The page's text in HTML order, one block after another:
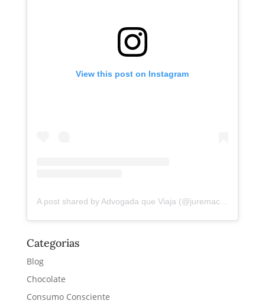
View this post on Instagram
A post shared by Advogada que Viaja (@juremacintra)
Categorias
Blog
Chocolate
Consumo Consciente